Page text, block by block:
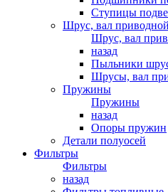
Ступицы
Шрус, вал приводной
Шрус, вал
назад
Пыльники
Шрусы, вал
Пружины
Пружины
назад
Опоры пружин
Детали полуосей
Фильтры
Фильтры
назад